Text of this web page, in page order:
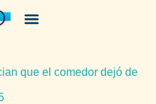
que el comedor dejó de